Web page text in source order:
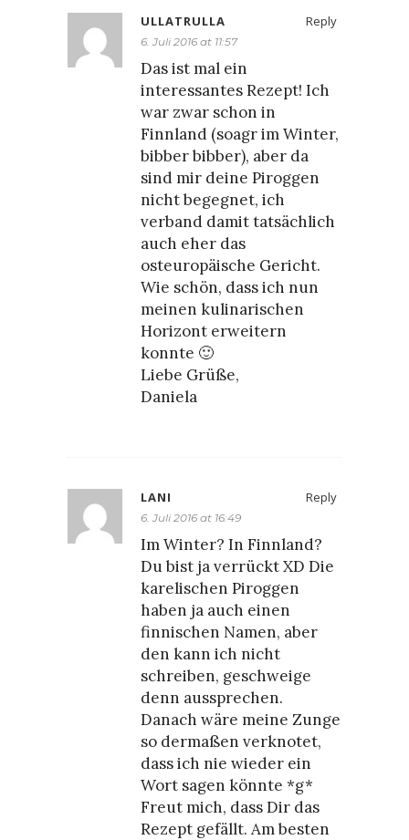
Reply
ULLATRULLA
6. Juli 2016 at 11:57
Das ist mal ein
interessantes Rezept! Ich
war zwar schon in
Finnland (soagr im Winter,
bibber bibber), aber da
sind mir deine Piroggen
nicht begegnet, ich
verband damit tatsächlich
auch eher das
osteuropäische Gericht.
Wie schön, dass ich nun
meinen kulinarischen
Horizont erweitern
konnte 🙂
Liebe Grüße,
Daniela
Reply
LANI
6. Juli 2016 at 16:49
Im Winter? In Finnland?
Du bist ja verrückt XD Die
karelischen Piroggen
haben ja auch einen
finnischen Namen, aber
den kann ich nicht
schreiben, geschweige
denn aussprechen.
Danach wäre meine Zunge
so dermaßen verknotet,
dass ich nie wieder ein
Wort sagen könnte *g*
Freut mich, dass Dir das
Rezept gefällt. Am besten